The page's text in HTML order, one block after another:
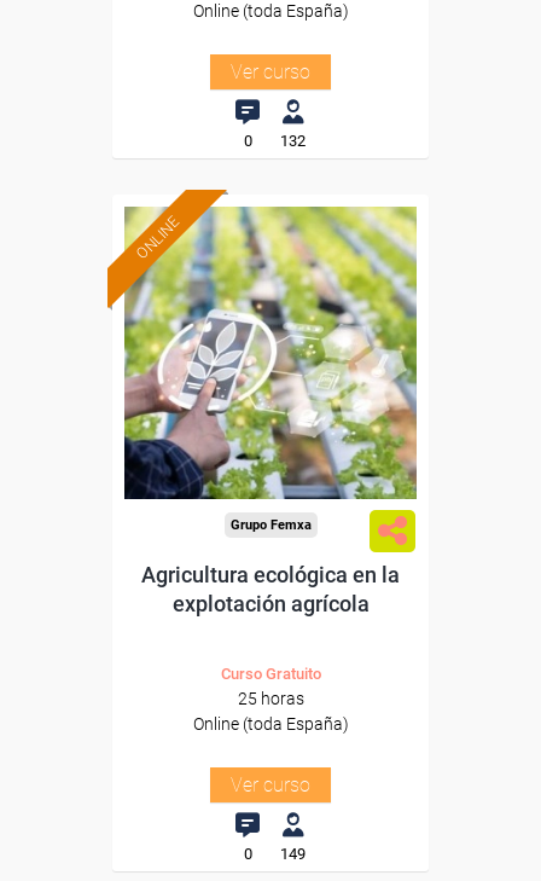
Online (toda España)
Ver curso
0 132
ONLINE
Formación 100%
subvencionada.
Para desempleados,
trabajadores y autónomos.
Sector
-Agricultura y Ganadería.
Grupo Femxa
Agricultura ecológica en la
explotación agrícola
Curso Gratuito
25 horas
Online (toda España)
Ver curso
0 149